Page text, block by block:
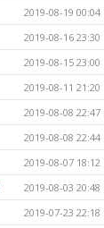
2019-08-19 00:04
2019-08-16 23:30
2019-08-15 23:00
2019-08-11 21:20
2019-08-08 22:47
2019-08-08 22:44
2019-08-07 18:12
2019-08-03 20:48
2019-07-23 22:18